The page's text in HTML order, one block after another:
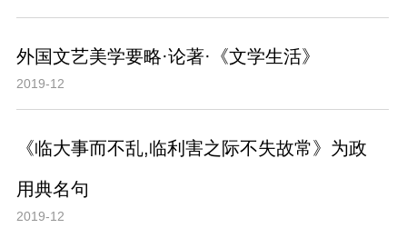
外国文艺美学要略·论著·《文学生活》
2019-12
《临大事而不乱,临利害之际不失故常》为政
用典名句
2019-12